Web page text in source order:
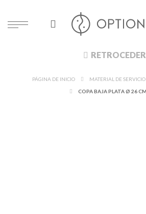
RETROCEDER
PÁGINA DE INICIO MATERIAL DE SERVICIO